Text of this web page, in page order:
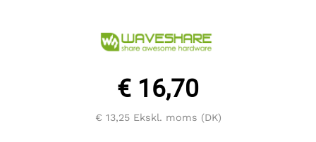
€ 16,70
€ 13,25Ekskl. moms (DK)